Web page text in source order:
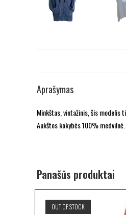
Aprašymas
Minkštas, vintažinis, šis modelis
Aukštos kokybės 100% medvilnė.
Panašūs produktai
OUT OF STOCK